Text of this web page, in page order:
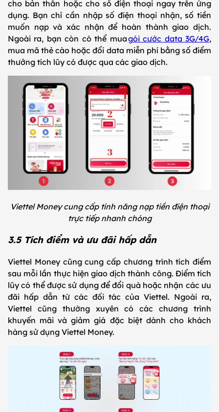
cho bản thân hoặc cho số điện thoại ngay trên ứng
dụng. Bạn chỉ cần nhập số điện thoại nhận, số tiền
muốn nạp và xác nhận để hoàn thành giao dịch.
Ngoài ra, bạn còn có thể muagói cước data 3G/4G,
mua mã thẻ cào hoặc đổi data miễn phí bằng số điểm
thưởng tích lũy có được qua các giao dịch.
Viettel Money cung cấp tính năng nạp tiền điện thoại
trực tiếp nhanh chóng
3.5 Tích điểm và ưu đãi hấp dẫn
Viettel Money cũng cung cấp chương trình tích điểm
sau mỗi lần thực hiện giao dịch thành công. Điểm tích
lũy có thể được sử dụng để đổi quà hoặc nhận các ưu
đãi hấp dẫn từ các đối tác của Viettel. Ngoài ra,
Viettel cũng thường xuyên có các chương trình
khuyến mãi và giảm giá đặc biệt dành cho khách
hàng sử dụng Viettel Money.